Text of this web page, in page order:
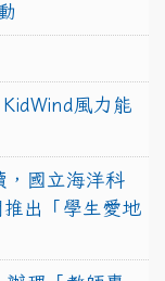
風力能
，國立海洋科
出「學生愛地